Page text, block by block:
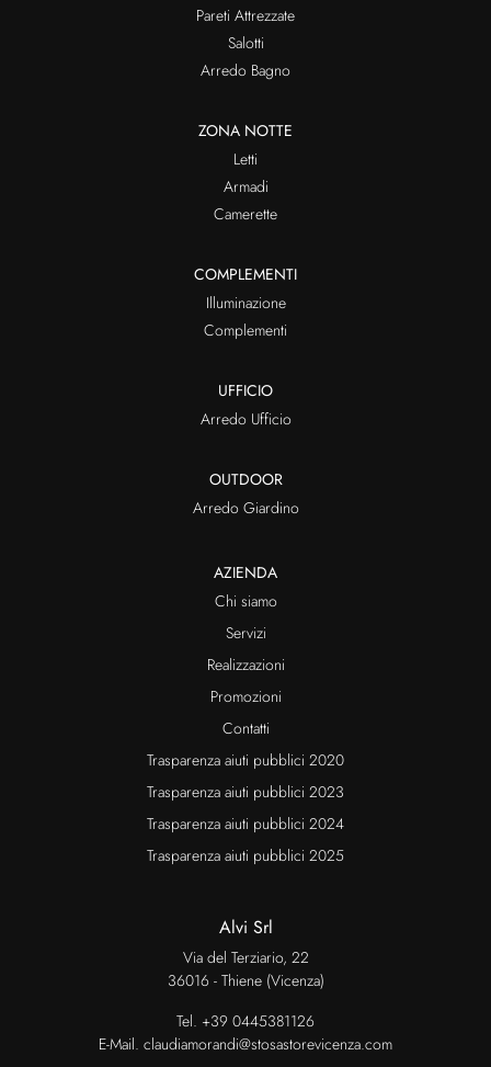
Pareti Attrezzate
Salotti
Arredo Bagno
ZONA NOTTE
Letti
Armadi
Camerette
COMPLEMENTI
Illuminazione
Complementi
UFFICIO
Arredo Ufficio
OUTDOOR
Arredo Giardino
AZIENDA
Chi siamo
Servizi
Realizzazioni
Promozioni
Contatti
Trasparenza aiuti pubblici 2020
Trasparenza aiuti pubblici 2023
Trasparenza aiuti pubblici 2024
Trasparenza aiuti pubblici 2025
Alvi Srl
Via del Terziario, 22
36016 - Thiene (Vicenza)
Tel. +39 0445381126
E-Mail. claudiamorandi@stosastorevicenza.com